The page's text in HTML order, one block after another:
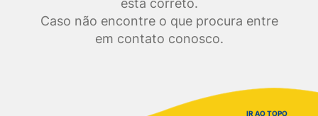
Caso não encontre o que procura entre
em contato conosco.
IR AO TOPO